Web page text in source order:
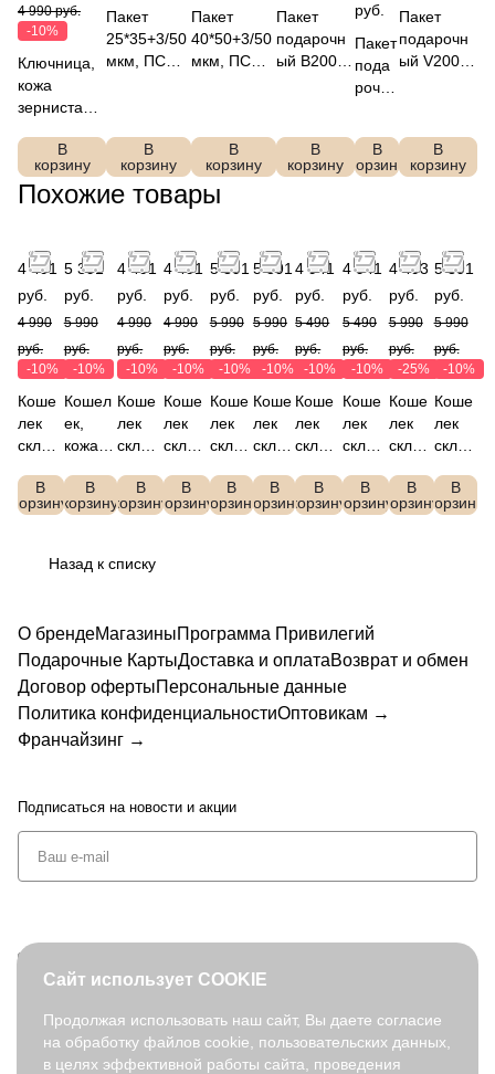
4 990 руб.
-10%
Ключница,
кожа
зернистая,
Q260601D-
73
В
корзину
Пакет
25*35+3/50
мкм, ПСД
В
корзину
Пакет
40*50+3/50
мкм, ПСД
В
корзину
Пакет
подарочн
ый B2001
В
корзину
руб.
Пакет
пода
рочн
В
корзину
Пакет
подарочн
ый V2001
В
корзину
Похожие товары
4 491
руб.
4 990
руб.
-10%
Коше
лек
склад
кожа
зерни
FABR
13
В
корзину
5 391
руб.
5 990
руб.
-10%
Кошел
ек,
кожа,
крокод
Q2600
15F-7
В
корзину
4 491
руб.
4 990
руб.
-10%
Коше
лек
склад
кожа
зерни
ETTI
5
В
корзину
4 491
руб.
4 990
руб.
-10%
Коше
лек
склад
кожа
зерни
5
В
корзину
5 391
руб.
5 990
руб.
-10%
Коше
лек
склад
кожа
сафь
В
корзину
5 391
руб.
5 990
руб.
-10%
Коше
лек
склад
кожа
сафь
В
корзину
4 941
руб.
5 490
руб.
-10%
Коше
лек
склад
кожа
зерни
-2
В
корзину
4 941
руб.
5 490
руб.
-10%
Коше
лек
склад
кожа
зерни
D-191
В
корзину
4 493
руб.
5 990
руб.
-25%
Коше
лек
склад
кожа
сафь
В
корзину
5 391
руб.
5 990
руб.
-10%
Коше
лек
склад
кожа
зерни
В
корзину
Назад к списку
О брендеМагазиныПрограмма Привилегий
Подарочные КартыДоставка и оплатаВозврат и обмен
Договор офертыПерсональные данные
Политика конфиденциальностиОптовикам →
Франчайзинг →
Подписаться на новости и акции
© 2026. fabretti.ru. Все права защищены
Сайт использует COOKIE
Продолжая использовать наш сайт, Вы даете согласие
на обработку файлов cookie, пользовательских данных,
в целях эффективной работы сайта, проведения